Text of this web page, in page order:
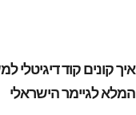
איך קונים קוד דיגיטלי
המלא לגיימר הישראלי